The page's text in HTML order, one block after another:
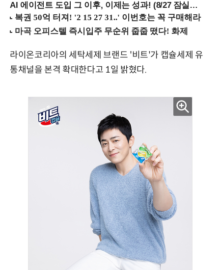
AI 에이전트 도입 그 이후, 이제는 성과! (8/27 잠실역)
라이온코리아의 세탁세제 브랜드 '비트'가 캡슐세제 유
통채널을 본격 확대한다고 1일 밝혔다.